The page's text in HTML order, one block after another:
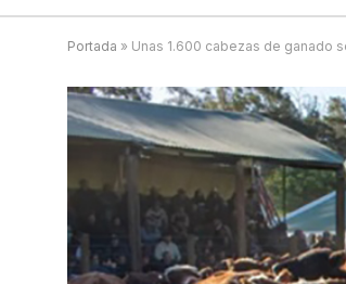
Portada » Unas 1.600 cabezas de ganado